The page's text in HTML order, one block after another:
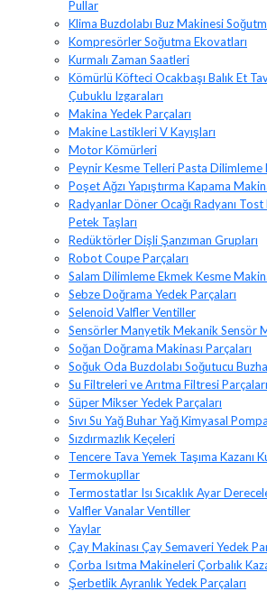
Pullar
Klima Buzdolabı Buz Makinesi
Kompresörler Soğutma Ekovatları
Kurmalı Zaman Saatleri
Kömürlü Köfteci Ocakbaşı Balık Et
Çubuklu Izgaraları
Makina Yedek Parçaları
Makine Lastikleri V Kayışları
Motor Kömürleri
Peynir Kesme Telleri Pasta
Poşet Ağzı Yapıştırma Kapama
Radyanlar Döner Ocağı Radyanı
Petek Taşları
Redüktörler Dişli Şanzıman Grupları
Robot Coupe Parçaları
Salam Dilimleme Ekmek Kesme
Sebze Doğrama Yedek Parçaları
Selenoid Valfler Ventiller
Sensörler Manyetik Mekanik Sensör
Soğan Doğrama Makinası Parçaları
Soğuk Oda Buzdolabı Soğutucu
Su Filtreleri ve Arıtma Filtresi Parçaları
Süper Mikser Yedek Parçaları
Sıvı Su Yağ Buhar Yağ Kimyasal
Sızdırmazlık Keçeleri
Tencere Tava Yemek Taşıma Kazanı
Termokupllar
Termostatlar Isı Sıcaklık Ayar
Valfler Vanalar Ventiller
Yaylar
Çay Makinası Çay Semaveri Yedek
Çorba Isıtma Makineleri Çorbalık
Şerbetlik Ayranlık Yedek Parçaları